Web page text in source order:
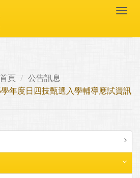
首頁
公告訊息
年度日四技甄選入學輔導應試資訊